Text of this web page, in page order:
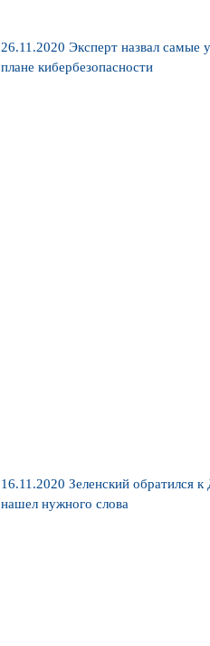
26.11.2020 Эксперт назвал самые
плане кибербезопасности
16.11.2020 Зеленский обратился
нашел нужного слова